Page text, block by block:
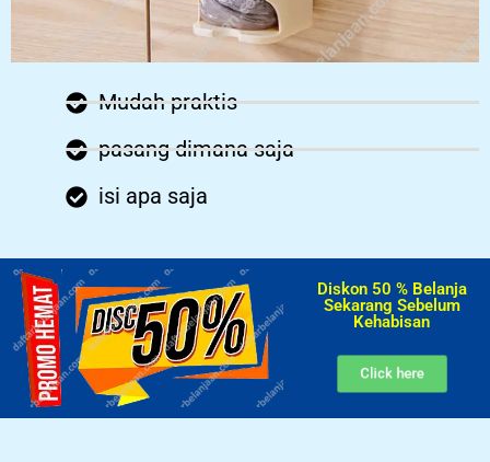
Mudah praktis
pasang dimana saja
isi apa saja
Diskon 50 % Belanja
Sekarang Sebelum
Kehabisan​
Click here